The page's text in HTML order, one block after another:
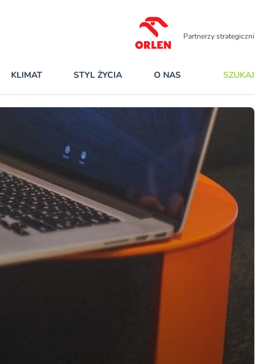
Partnerzy strategiczni
KLIMAT STYL ŻYCIA O NAS SZUKAJ